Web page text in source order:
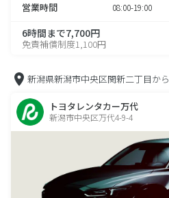
営業時間 08:00-19:00
6時間まで7,700円
免責補償制度1,100円
新潟県新潟市中央区関新二丁目から
トヨタレンタカー万代
新潟市中央区万代4-9-4